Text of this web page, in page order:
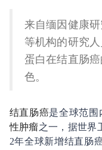
来自缅因健康
等机构的研究
蛋白在结直肠
色。
结直肠癌是全球范围
性肿瘤之一，据世界
2年全球新增结直肠